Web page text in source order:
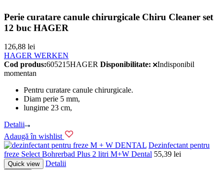
Perie curatare canule chirurgicale Chiru Cleaner set
12 buc HAGER
126,88 lei
HAGER WERKEN
Cod produs:605215HAGER Disponibilitate:
Indisponibil
momentan
Pentru curatare canule chirurgicale.
Diam perie 5 mm,
lungime 23 cm,
Detalii
Adaugă în wishlist
M + W DENTAL Dezinfectant pentru
freze Select Bohrerbad Plus 2 litri M+W Dental 55,39 lei
Quick view Detalii